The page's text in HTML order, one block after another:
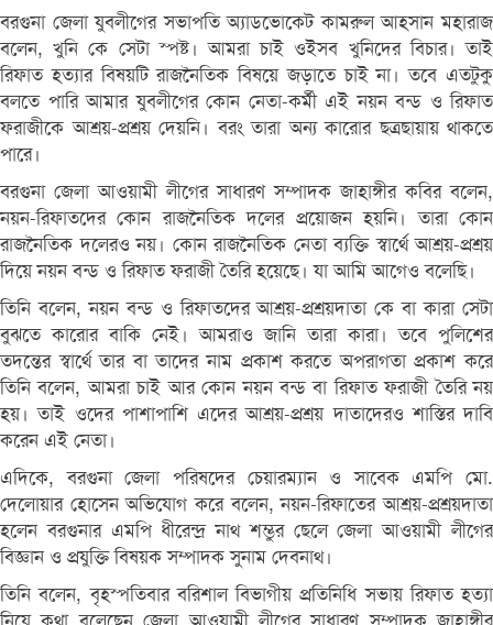
বরগুনা জেলা যুবলীগের সভাপতি অ্যাডভোকেট কামরুল আহসান মহারাজ
বলেন, খুনি কে সেটা স্পষ্ট। আমরা চাই ওইসব খুনিদের বিচার। তাই
রিফাত হত্যার বিষয়টি রাজনৈতিক বিষয়ে জড়াতে চাই না। তবে এতটুকু
বলতে পারি আমার যুবলীগের কোন নেতা-কর্মী এই নয়ন বন্ড ও রিফাত
ফরাজীকে আশ্রয়-প্রশ্রয় দেয়নি। বরং তারা অন্য কারোর ছত্রছায়ায় থাকতে
পারে।
বরগুনা জেলা আওয়ামী লীগের সাধারণ সম্পাদক জাহাঙ্গীর কবির বলেন,
নয়ন-রিফাতদের কোন রাজনৈতিক দলের প্রয়োজন হয়নি। তারা কোন
রাজনৈতিক দলেরও নয়। কোন রাজনৈতিক নেতা ব্যক্তি স্বার্থে আশ্রয়-প্রশ্রয়
দিয়ে নয়ন বন্ড ও রিফাত ফরাজী তৈরি হয়েছে। যা আমি আগেও বলেছি।
তিনি বলেন, নয়ন বন্ড ও রিফাতদের আশ্রয়-প্রশ্রয়দাতা কে বা কারা সেটা
বুঝতে কারোর বাকি নেই। আমরাও জানি তারা কারা। তবে পুলিশের
তদন্তের স্বার্থে তার বা তাদের নাম প্রকাশ করতে অপরাগতা প্রকাশ করে
তিনি বলেন, আমরা চাই আর কোন নয়ন বন্ড বা রিফাত ফরাজী তৈরি নয়
হয়। তাই ওদের পাশাপাশি এদের আশ্রয়-প্রশ্রয় দাতাদেরও শাস্তির দাবি
করেন এই নেতা।
এদিকে, বরগুনা জেলা পরিষদের চেয়ারম্যান ও সাবেক এমপি মো.
দেলোয়ার হোসেন অভিযোগ করে বলেন, নয়ন-রিফাতের আশ্রয়-প্রশ্রয়দাতা
হলেন বরগুনার এমপি ধীরেন্দ্র নাথ শম্ভুর ছেলে জেলা আওয়ামী লীগের
বিজ্ঞান ও প্রযুক্তি বিষয়ক সম্পাদক সুনাম দেবনাথ।
তিনি বলেন, বৃহস্পতিবার বরিশাল বিভাগীয় প্রতিনিধি সভায় রিফাত হত্যা